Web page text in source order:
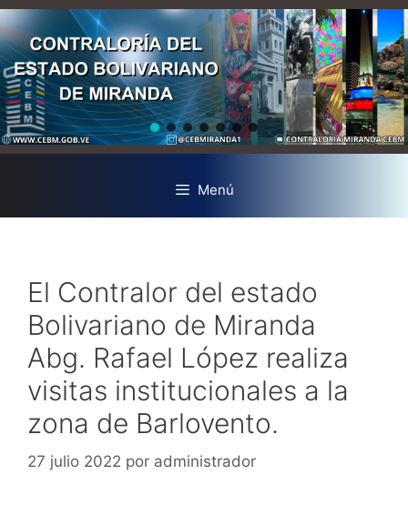
Menú
El Contralor del estado
Bolivariano de Miranda
Abg. Rafael López realiza
visitas institucionales a la
zona de Barlovento.
27 julio 2022 por administrador